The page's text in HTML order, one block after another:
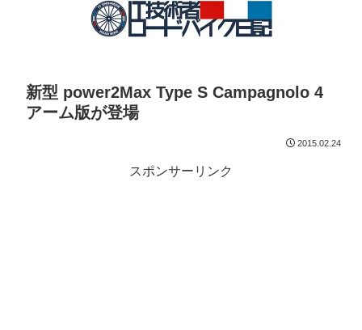
新型 power2Max Type S Campagnolo 4
アーム版が登場
2015.02.24
スポンサーリンク